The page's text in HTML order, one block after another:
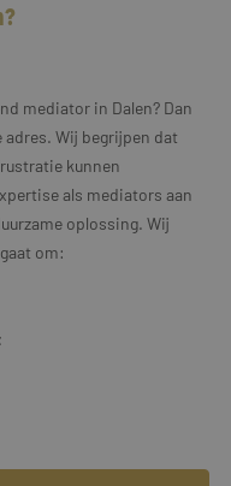
mediator in Dalen? Dan
adres. Wij begrijpen dat
kunnen
als mediators aan
oplossing. Wij
om: